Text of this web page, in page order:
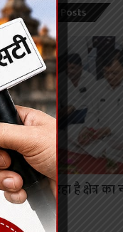
Recent Posts
बालको कर रहा है क्षेत्र
लाल देवांगन
August 8, 2026